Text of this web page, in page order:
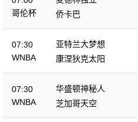
哥伦杯
侨卡巴
07:30
WNBA
亚特兰大梦想
康涅狄克太阳
07:30
WNBA
华盛顿神秘人
芝加哥天空